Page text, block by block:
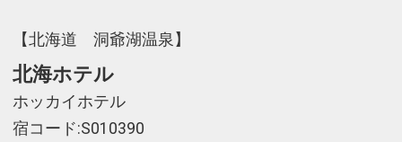
【北海道 洞爺湖温泉】
北海ホテル
ホッカイホテル
宿コード:S010390